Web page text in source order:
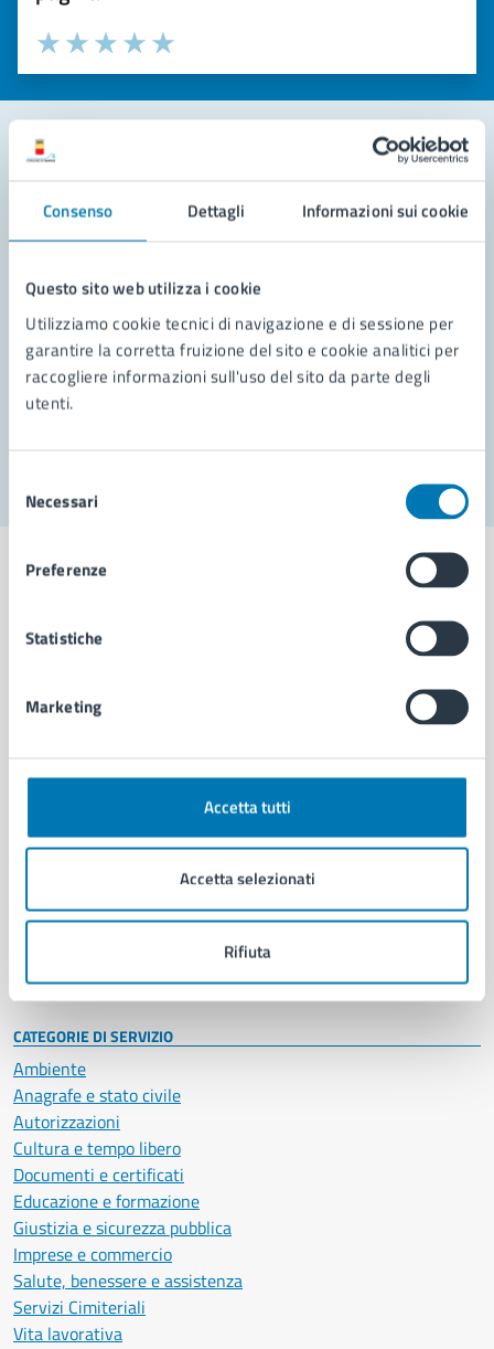
Consenso Dettagli Informazioni sui cookie
Questo sito web utilizza i cookie
Utilizziamo cookie tecnici di navigazione e di sessione per
garantire la corretta fruizione del sito e cookie analitici per
raccogliere informazioni sull'uso del sito da parte degli
utenti.
delNecessari
Preferenze
Statistiche
Marketing
Accetta tutti
Accetta selezionati
Rifiuta
Valuta la chiarezza delle informazioni (da 1 a 5 stelle)
Seleziona il numero di stelle per valutare la chiarezza delle
Valuta 5 stelle su 5
Valuta 4 stelle su 5
Valuta 3 stelle su 5
Valuta 2 stelle su 5
Valuta 1 stelle su 5
Leggi le domande frequenti
Richiedi assistenza
Prenota appuntamento
Problemi in città
Comune di Napoli
AMMINISTRAZIONE
Organi di governo
Enti e fondazioni
Personale amministrativo
Intranet, posta aziendale e protocollo
CATEGORIE DI SERVIZIO
Ambiente
Anagrafe e stato civile
Autorizzazioni
Cultura e tempo libero
Documenti e certificati
Educazione e formazione
Giustizia e sicurezza pubblica
Imprese e commercio
Salute, benessere e assistenza
Servizi Cimiteriali
Vita lavorativa